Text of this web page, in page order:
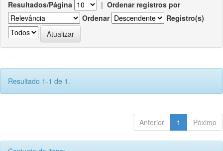
Resultados/Página | Ordenar registros por
Ordenar
Registro(s)
Resultado 1-1 de 1.
Anterior 1 Póximo